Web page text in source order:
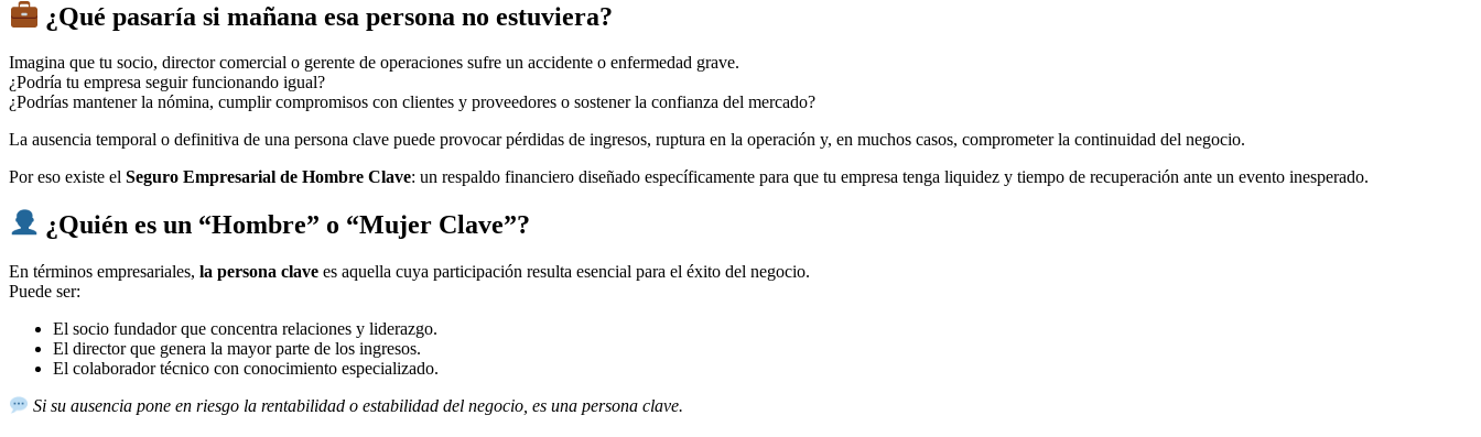
¿Qué pasaría si mañana esa persona no estuviera?
Imagina que tu socio, director comercial o gerente de operaciones sufre un accidente o enfermedad grave.
¿Podría tu empresa seguir funcionando igual?
¿Podrías mantener la nómina, cumplir compromisos con clientes y proveedores o sostener la confianza del mercado?
La ausencia temporal o definitiva de una persona clave puede provocar pérdidas de ingresos, ruptura en la operación y, en muchos casos, comprometer la continuidad del negocio.
Por eso existe el Seguro Empresarial de Hombre Clave: un respaldo financiero diseñado específicamente para que tu empresa tenga liquidez y tiempo de recuperación ante un evento inesperado.
¿Quién es un “Hombre” o “Mujer Clave”?
En términos empresariales, la persona clave es aquella cuya participación resulta esencial para el éxito del negocio.
Puede ser:
El socio fundador que concentra relaciones y liderazgo.
El director que genera la mayor parte de los ingresos.
El colaborador técnico con conocimiento especializado.
Si su ausencia pone en riesgo la rentabilidad o estabilidad del negocio, es una persona clave.